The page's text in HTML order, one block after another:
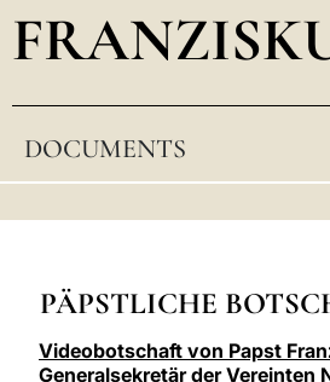
DOCUMENTS
PÄPSTLICHE
Videobotschaft von Papst
Generalsekretär der Vereinten